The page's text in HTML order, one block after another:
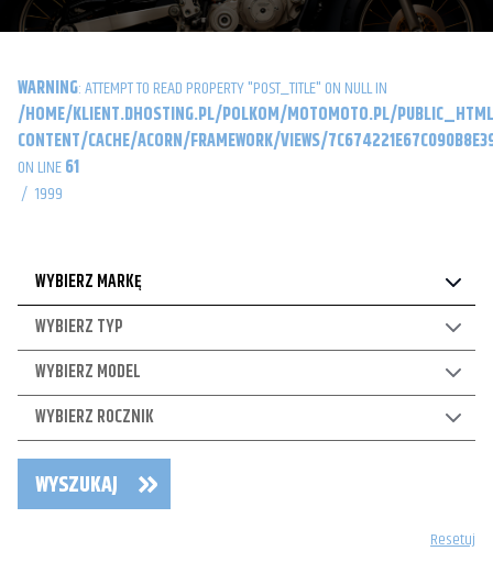
WARNING : ATTEMPT TO READ PROPERTY "POST_TITLE" ON NULL IN
/HOME/KLIENT.DHOSTING.PL/POLKOM/MOTOMOTO.PL/
CONTENT/CACHE/ACORN/FRAMEWORK/VIEWS/
ON LINE61
/ 1999
WYBIERZ MARKĘ
WYBIERZ TYP
WYBIERZ MODEL
WYBIERZ ROCZNIK
WYSZUKAJ
Resetuj